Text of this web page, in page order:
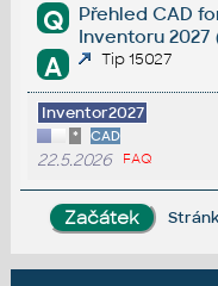
Q
Přehled CAD
Inventoru
A Tip 15027
Inventor2027
* CAD
22.5.2026 FAQ